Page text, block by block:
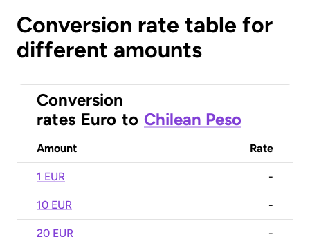
Conversion rate table for
different amounts
Conversion
rates Euro to Chilean Peso
Amount Rate
1 EUR -
10 EUR -
20 EUR -